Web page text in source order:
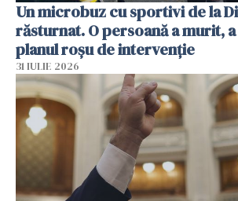
Un microbuz cu sportivi de la
răsturnat. O persoană a murit,
planul roșu de intervenție
31 IULIE 2026